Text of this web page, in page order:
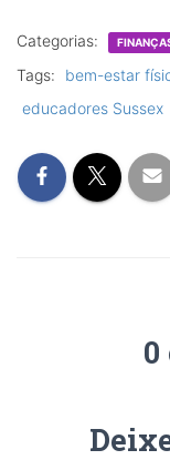
Categorias:
Tags: bem-estar
educadores Sussex
0